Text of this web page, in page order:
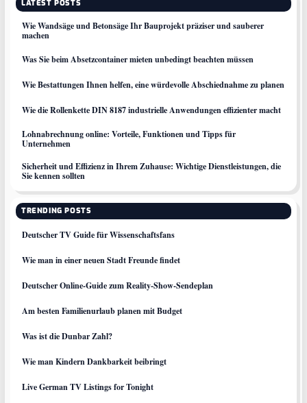
LATEST POSTS
Wie Wandsäge und Betonsäge Ihr Bauprojekt präziser und sauberer
machen
Was Sie beim Absetzcontainer mieten unbedingt beachten müssen
Wie Bestattungen Ihnen helfen, eine würdevolle Abschiednahme zu planen
Wie die Rollenkette DIN 8187 industrielle Anwendungen effizienter macht
Lohnabrechnung online: Vorteile, Funktionen und Tipps für
Unternehmen
Sicherheit und Effizienz in Ihrem Zuhause: Wichtige Dienstleistungen, die
Sie kennen sollten
TRENDING POSTS
Deutscher TV Guide für Wissenschaftsfans
Wie man in einer neuen Stadt Freunde findet
Deutscher Online-Guide zum Reality-Show-Sendeplan
Am besten Familienurlaub planen mit Budget
Was ist die Dunbar Zahl?
Wie man Kindern Dankbarkeit beibringt
Live German TV Listings for Tonight